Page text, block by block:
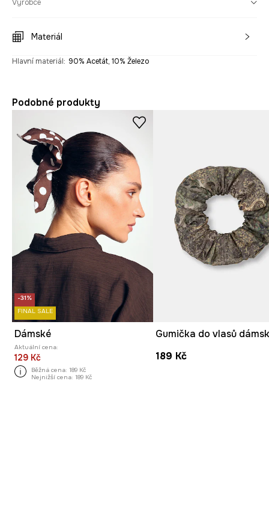
Výrobce
Materiál
Hlavní materiál: 90% Acetát, 10% Železo
Podobné produkty
-31%
FINAL SALE
Dámské
Aktuální cena:
129 Kč
Běžná cena: 189 Kč
Nejnižší cena: 189 Kč
Gumička do vlasů
189 Kč